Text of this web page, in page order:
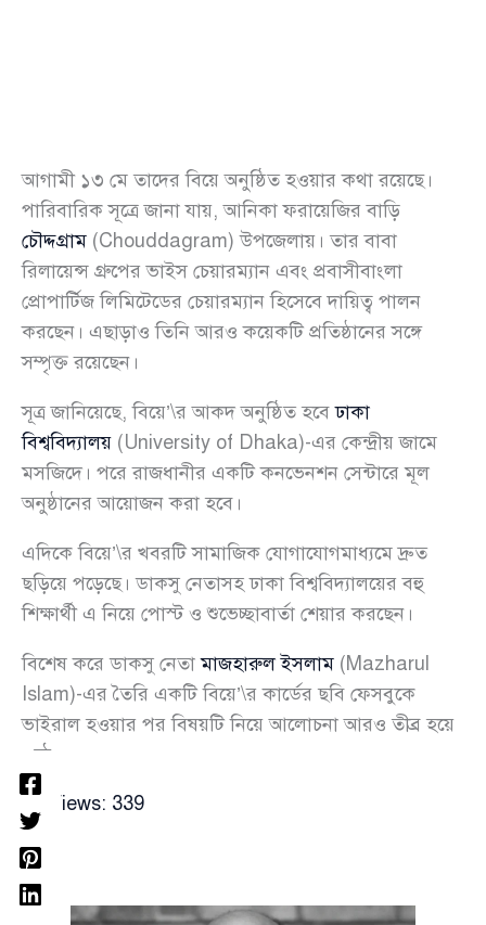
আগামী ১৩ মে তাদের বিয়ে অনুষ্ঠিত হওয়ার কথা রয়েছে।
পারিবারিক সূত্রে জানা যায়, আনিকা ফরায়েজির বাড়ি
চৌদ্দগ্রাম (Chouddagram) উপজেলায়। তার বাবা
রিলায়েন্স গ্রুপের ভাইস চেয়ারম্যান এবং প্রবাসীবাংলা
প্রোপার্টিজ লিমিটেডের চেয়ারম্যান হিসেবে দায়িত্ব পালন
করছেন। এছাড়াও তিনি আরও কয়েকটি প্রতিষ্ঠানের সঙ্গে
সম্পৃক্ত রয়েছেন।
সূত্র জানিয়েছে, বিয়ে’\র আকদ অনুষ্ঠিত হবেঢাকা
বিশ্ববিদ্যালয় (University of Dhaka)-এর কেন্দ্রীয় জামে
মসজিদে। পরে রাজধানীর একটি কনভেনশন সেন্টারে মূল
অনুষ্ঠানের আয়োজন করা হবে।
এদিকে বিয়ে’\র খবরটি সামাজিক যোগাযোগমাধ্যমে দ্রুত
ছড়িয়ে পড়েছে। ডাকসু নেতাসহ ঢাকা বিশ্ববিদ্যালয়ের বহু
শিক্ষার্থী এ নিয়ে পোস্ট ও শুভেচ্ছাবার্তা শেয়ার করছেন।
বিশেষ করে ডাকসু নেতামাজহারুল ইসলাম (Mazharul
Islam)-এর তৈরি একটি বিয়ে’\র কার্ডের ছবি ফেসবুকে
ভাইরাল হওয়ার পর বিষয়টি নিয়ে আলোচনা আরও তীব্র হয়ে
ওঠে।
Views: 339